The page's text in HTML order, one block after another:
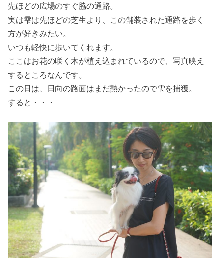
先ほどの広場のすぐ脇の通路。
実は雫は先ほどの芝生より、この舗装された通路を歩く
方が好きみたい。
いつも軽快に歩いてくれます。
ここはお花の咲く木が植え込まれているので、写真映え
するところなんです。
この日は、日向の路面はまだ熱かったので雫を捕獲。
すると・・・